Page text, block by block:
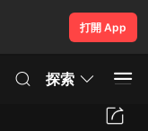
打開 App
探索